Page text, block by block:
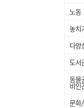
노동
놓치
다양
도서
동물
비인
문화